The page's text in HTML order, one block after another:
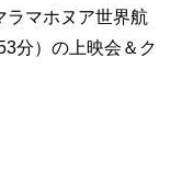
ラマホヌア世界航
分）の上映会＆ク